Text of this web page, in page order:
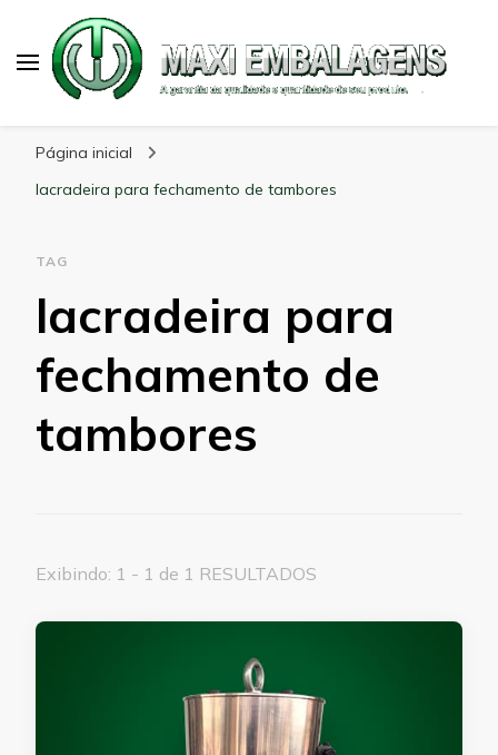
Página inicial
lacradeira para fechamento de tambores
TAG
lacradeira para
fechamento de
tambores
Exibindo: 1 - 1 de 1 RESULTADOS